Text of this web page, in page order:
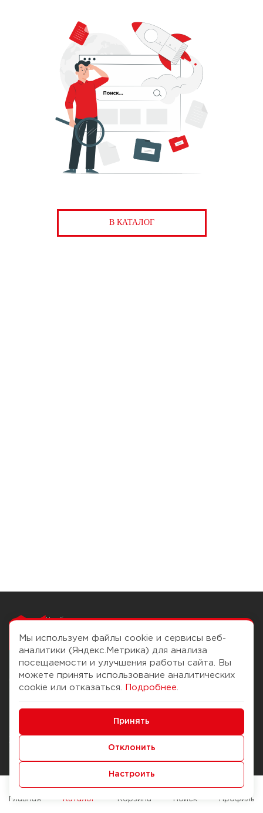
В КАТАЛОГ
Чтобы вам легко
О компании
История Компании
Журнал
Наши марки
Брендирование
Помощь
Доставка и оплата
Способы оплаты
Служба контроля качества
Мы используем файлы cookie и сервисы веб-
аналитики (Яндекс.Метрика) для анализа
посещаемости и улучшения работы сайта. Вы
можете принять использование аналитических
cookie или отказаться.
Подробнее
Принять
Отклонить
Настроить
Главная Каталог Корзина Поиск Профиль